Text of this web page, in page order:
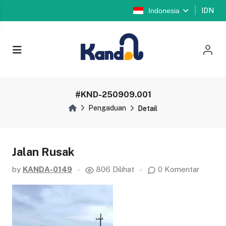
Indonesia IDN
#KND-250909.001
Pengaduan Detail
Jalan Rusak
by KANDA-0149 806 Dilihat 0 Komentar